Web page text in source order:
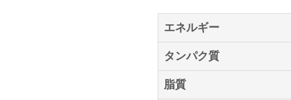
エネルギー
タンパク質
脂質